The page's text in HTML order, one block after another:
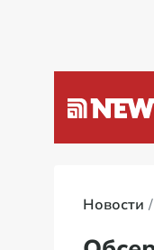
Новости